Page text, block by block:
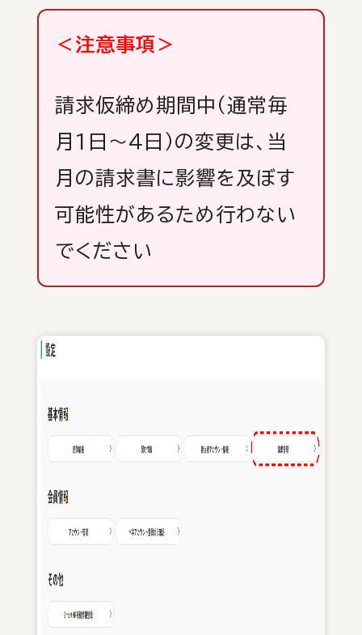
＜注意事項＞
請求仮締め期間中（通常毎
月1日～４日）の変更は、当
月の請求書に影響を及ぼす
可能性があるため行わない
でください